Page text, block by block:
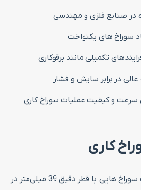
در صنایع فلزی و مهندسی
سوراخ‌ های یکنواخت
تکمیلی مانند برقوکاری
در برابر سایش و فشار
سرعت و کیفیت عملیات سوراخ‌ کاری
کاری
این یودریل قادر است سوراخ‌ هایی با قطر دقیق 39 میلی‌متر در